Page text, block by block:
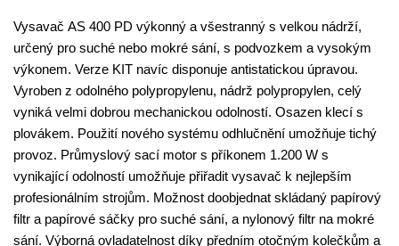
Vysavač AS 400 PD výkonný a všestranný s velkou nádrží,
určený pro suché nebo mokré sání, s podvozkem a vysokým
výkonem. Verze KIT navíc disponuje antistatickou úpravou.
Vyroben z odolného polypropylenu, nádrž polypropylen, celý
vyniká velmi dobrou mechanickou odolností. Osazen klecí s
plovákem. Použití nového systému odhlučnění umožňuje tichý
provoz. Průmyslový sací motor s příkonem 1.200 W s
vynikající odolností umožňuje přiřadit vysavač k nejlepším
profesionálním strojům. Možnost doobjednat skládaný papírový
filtr a papírové sáčky pro suché sání, a nylonový filtr na mokré
sání. Výborná ovladatelnost díky předním otočným kolečkům a